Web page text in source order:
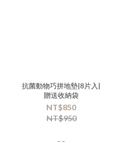
抗菌動物巧拼地墊|8片入|
贈送收納袋
NT$850
NT$950